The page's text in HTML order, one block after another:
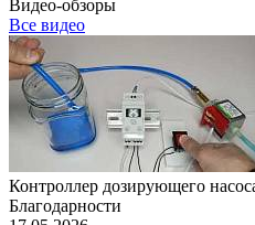
Видео-обзоры
Все видео
Контроллер дозирующего
Благодарности